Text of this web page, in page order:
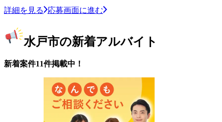
詳細を見る 応募画面に進む
水戸市の新着アルバイト
新着案件11件掲載中！